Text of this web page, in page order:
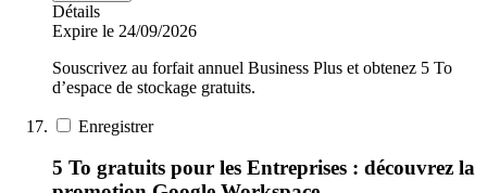
Détails
Expire le 24/09/2026
Souscrivez au forfait annuel Business Plus et obtenez 5 To
d’espace de stockage gratuits.
Enregistrer
5 To gratuits pour les Entreprises : découvrez la